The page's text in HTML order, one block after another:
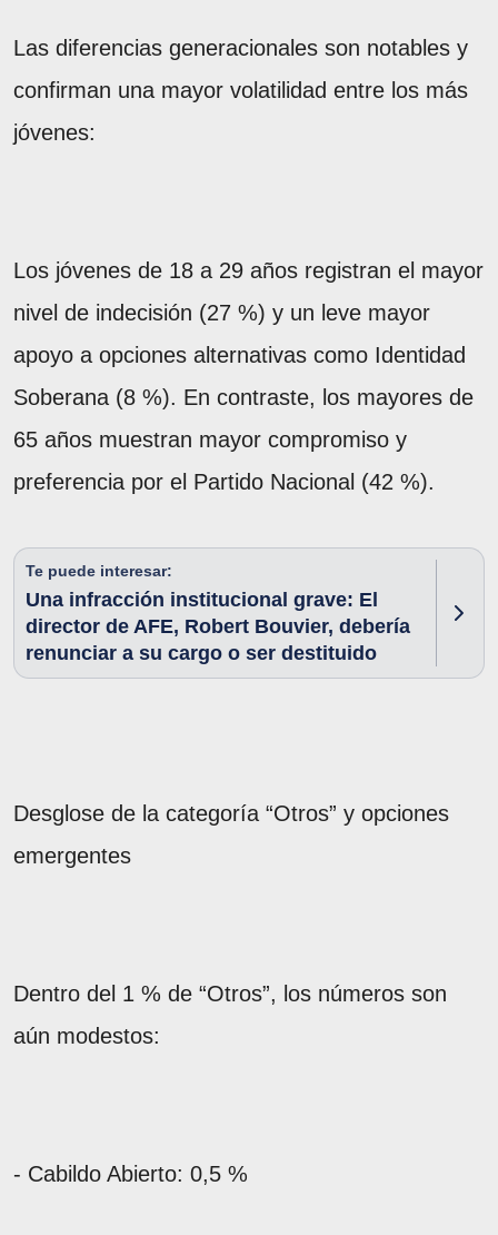
Las diferencias generacionales son notables y
confirman una mayor volatilidad entre los más
jóvenes:
Los jóvenes de 18 a 29 años registran el mayor
nivel de indecisión (27 %) y un leve mayor
apoyo a opciones alternativas como Identidad
Soberana (8 %). En contraste, los mayores de
65 años muestran mayor compromiso y
preferencia por el Partido Nacional (42 %).
Te puede interesar:
Una infracción institucional grave: El
director de AFE, Robert Bouvier, debería
renunciar a su cargo o ser destituido
Desglose de la categoría “Otros” y opciones
emergentes
Dentro del 1 % de “Otros”, los números son
aún modestos:
- Cabildo Abierto: 0,5 %